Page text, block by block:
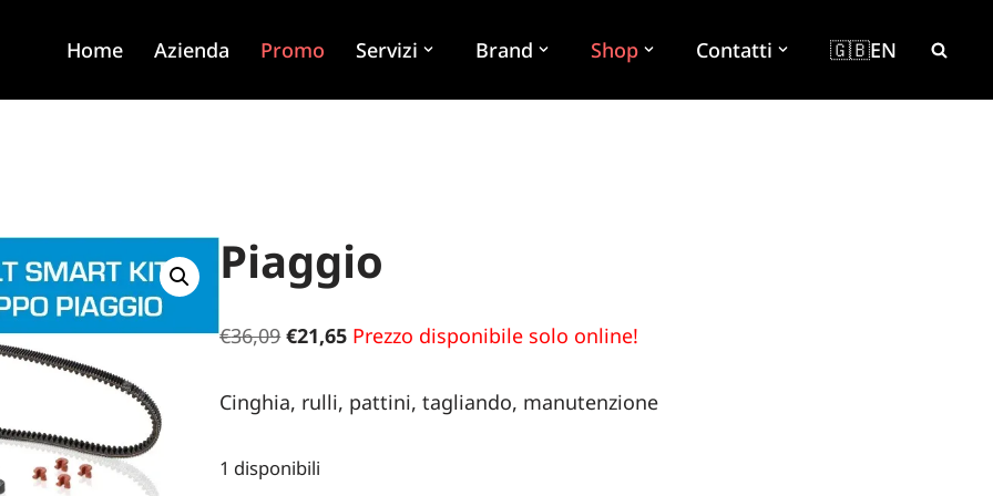
Home Azienda Promo Servizi Brand Shop Contatti 🇬🇧EN
Piaggio
€36,09 €21,65 Prezzo disponibile solo online!
Cinghia, rulli, pattini, tagliando, manutenzione
1 disponibili